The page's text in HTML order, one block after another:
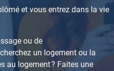
et vous entrez dans la vie
ou de
un logement ou la
au logement ? Faites une